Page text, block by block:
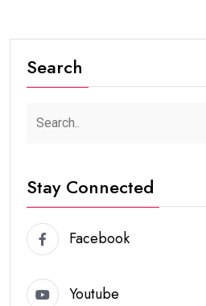
Search
Stay Connected
Facebook
Youtube